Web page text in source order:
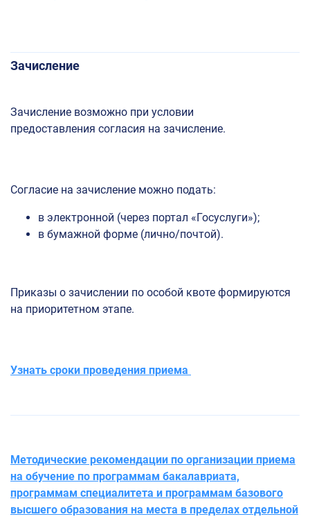
Зачисление
Зачисление возможно при условии
предоставления согласия на зачисление.
Согласие на зачисление можно подать:
в электронной (через портал «Госуслуги»);
в бумажной форме (лично/почтой).
Приказы о зачислении по особой квоте формируются
на приоритетном этапе.
Узнать сроки проведения приема
Методические рекомендации по организации приема
на обучение по программам бакалавриата,
программам специалитета и программам базового
высшего образования на места в пределах отдельной